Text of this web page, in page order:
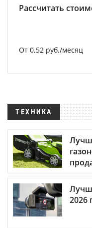
Рассчитать
От 0.52 руб./месяц
ТЕХНИКА
2026